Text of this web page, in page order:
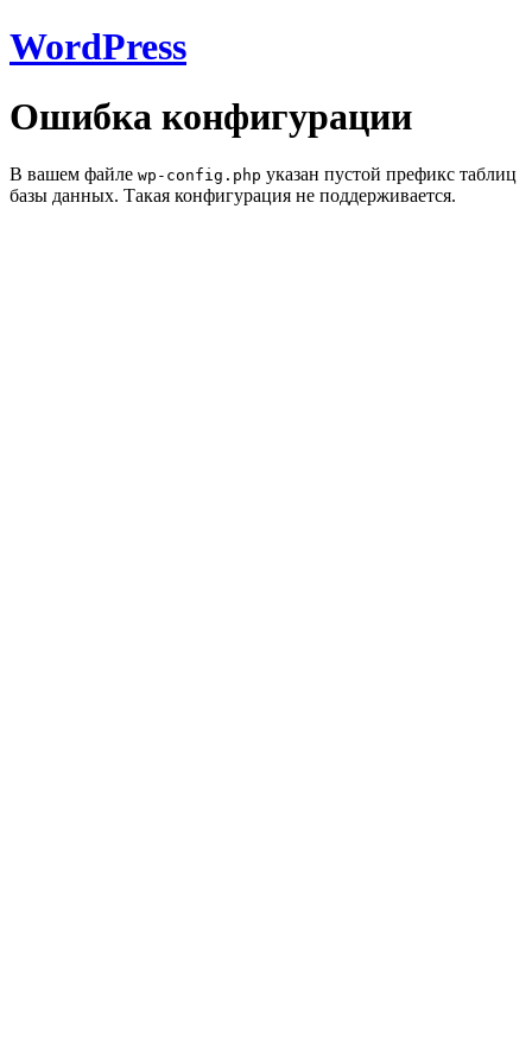
WordPress
Ошибка конфигурации
В вашем файле wp-config.php указан пустой префикс таблиц
базы данных. Такая конфигурация не поддерживается.